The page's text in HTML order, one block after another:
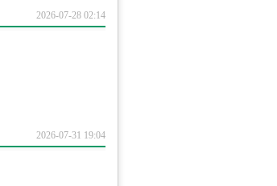
2026-07-28 02:14
2026-07-31 19:04